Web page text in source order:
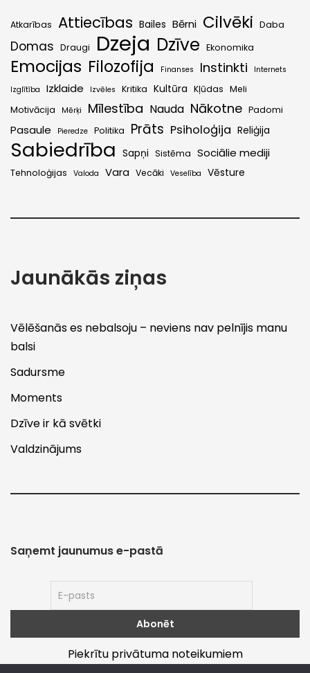
Atkarības Attiecības Bailes Bērni Cilvēki Daba
Domas Draugi Dzeja Dzīve Ekonomika
Emocijas Filozofija Finanses Instinkti
Internets
Izglītība
Izklaide Izvēles Kritika Kultūra Kļūdas Meli
Motivācija
Mērķi Mīlestība Nauda Nākotne Padomi
Pasaule Pieredze Politika Prāts Psiholoģija Reliģija
Sabiedrība Sapņi Sistēma Sociālie mediji
Tehnoloģijas Valoda Vara Vecāki Veselība Vēsture
Jaunākās ziņas
Vēlēšanās es nebalsoju – neviens nav pelnījis manu
balsi
Sadursme
Moments
Dzīve ir kā svētki
Valdzinājums
Saņemt jaunumus e-pastā
Piekrītu privātuma noteikumiem